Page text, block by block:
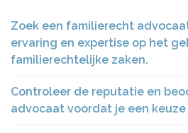
Zoek een familierecht
ervaring en expertise op het
familierechtelijke zaken.
Controleer de reputatie en
advocaat voordat je een keuze